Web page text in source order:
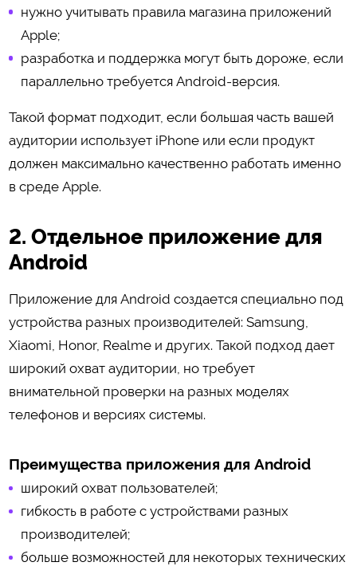
нужно учитывать правила магазина приложений
Apple;
разработка и поддержка могут быть дороже, если
параллельно требуется Android-версия.
Такой формат подходит, если большая часть вашей
аудитории использует iPhone или если продукт
должен максимально качественно работать именно
в среде Apple.
2. Отдельное приложение для
Android
Приложение для Android создается специально под
устройства разных производителей: Samsung,
Xiaomi, Honor, Realme и других. Такой подход дает
широкий охват аудитории, но требует
внимательной проверки на разных моделях
телефонов и версиях системы.
Преимущества приложения для Android
широкий охват пользователей;
гибкость в работе с устройствами разных
производителей;
больше возможностей для некоторых технических